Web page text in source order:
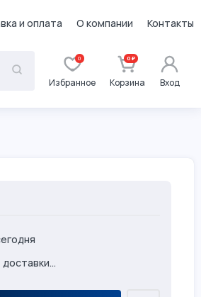
и оплата О компании Контакты
0
Избранное
0 ₽
Корзина Вход